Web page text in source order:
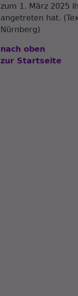
zum 1. März 2025
angetreten hat.
Nürnberg)
nach oben
zur Startseite